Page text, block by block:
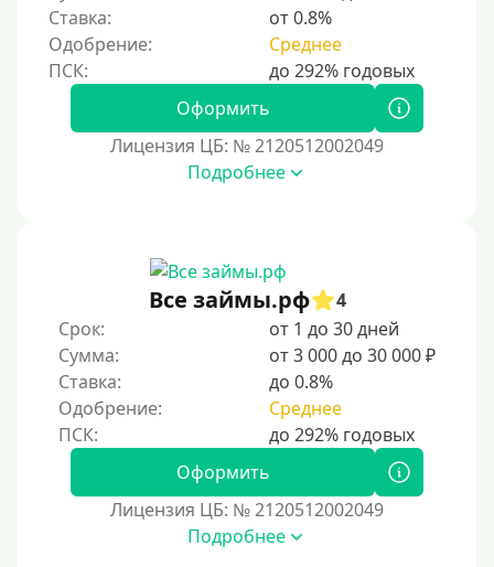
Ставка:
от 0.8%
Одобрение:
Среднее
Оформить
Лицензия ЦБ: № 2120512002049
Подробнее
Все займы.рф
4
Срок:
от 1 до 30 дней
Сумма:
от 3 000 до 30 000 ₽
Ставка:
до 0.8%
Одобрение:
Среднее
Оформить
Лицензия ЦБ: № 2120512002049
Подробнее